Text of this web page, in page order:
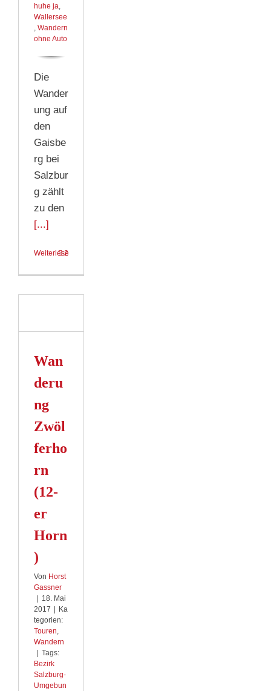
huhe ja
Wallersee
Wandern
ohne Auto
Die
Wander
ung auf
den
Gaisbe
rg bei
Salzbur
g zählt
zu den
[...]
Weiterlesen
2
Wan
deru
ng
Zwöl
ferho
rn
(12-
er
Horn
)
Von Horst
Gassner
18. Mai
2017
Ka
tegorien:
Touren,
Wandern
Tags:
Bezirk
Salzburg-
Umgebun